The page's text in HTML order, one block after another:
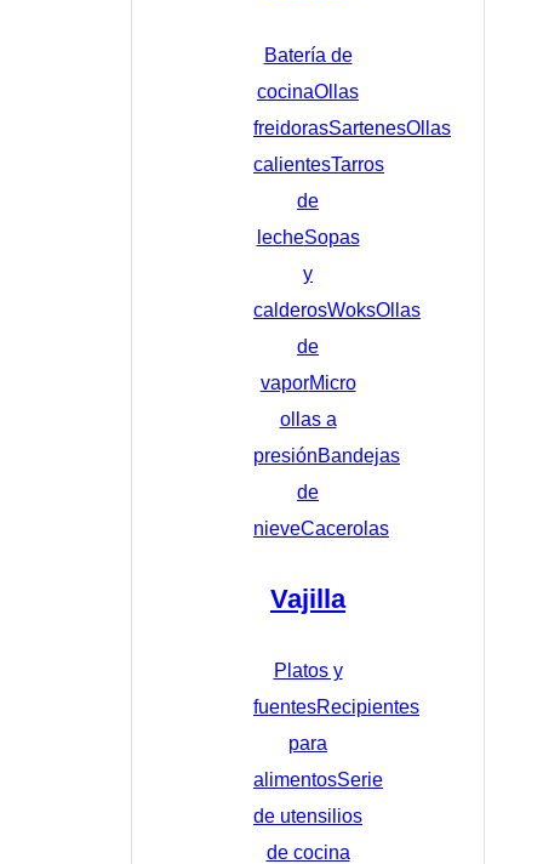
Batería de
cocinaOllas
freidorasSartenesOllas
calientesTarros
de
lecheSopas
y
calderosWoksOllas
de
vaporMicro
ollas a
presiónBandejas
de
nieveCacerolas
Vajilla
Platos y
fuentesRecipientes
para
alimentosSerie
de utensilios
de cocina